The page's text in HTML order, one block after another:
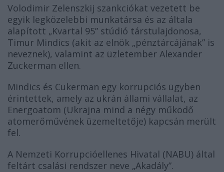
Volodimir Zelenszkij szankciókat vezetett be
egyik legközelebbi munkatársa és az általa
alapított „Kvartal 95” stúdió társtulajdonosa,
Timur Mindics (akit az elnök „pénztárcájának” is
neveznek), valamint az üzletember Alexander
Zuckerman ellen.
Mindics és Cukerman egy korrupciós ügyben
érintettek, amely az ukrán állami vállalat, az
Energoatom (Ukrajna mind a négy működő
atomerőművének üzemeltetője) kapcsán merült
fel.
A Nemzeti Korrupcióellenes Hivatal (NABU) által
feltárt csalási rendszer neve „Akadály”.